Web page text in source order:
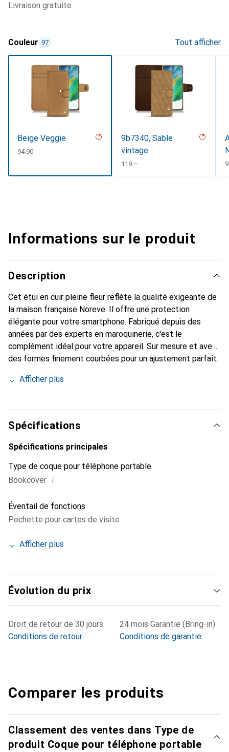
livraison gratuite
Couleur 97 Tout afficher
Beige Veggie
CHF
94.90
9b7340, Sable
vintage
CHF
119.–
Informations sur le produit
Description
Cet étui en cuir pleine fleur reflète la qualité exigeante de
la maison française Noreve. Il offre une protection
élégante pour votre smartphone. Fabriqué depuis des
années par des experts en maroquinerie, c'est le
complément idéal pour votre appareil. Sur mesure et avec
des formes finement courbées pour un ajustement parfait.
smartphone. La marque Noreve est reconnue
constitue toujours un excellent choix pour le client
exigeant.
Afficher plus
Spécifications
Spécifications principales
Type de coque pour téléphone portable
Bookcover i
Éventail de fonctions
Pochette pour cartes de visite
Afficher plus
Évolution du prix
Droit de retour de 30 jours
Conditions de retour
24 mois Garantie (Bring-in)
Conditions de garantie
Comparer les produits
Classement des ventes dans Type de
produit Coque pour téléphone portable